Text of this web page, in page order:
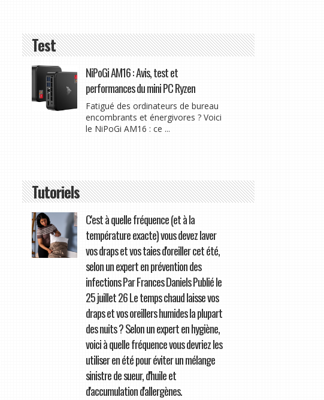
Test
NiPoGi AM16 : Avis, test et
performances du mini PC Ryzen
Fatigué des ordinateurs de bureau
encombrants et énergivores ? Voici
le NiPoGi AM16 : ce ...
Tutoriels
C'est à quelle fréquence (et à la
température exacte) vous devez laver
vos draps et vos taies d'oreiller cet été,
selon un expert en prévention des
infections Par Frances Daniels Publié le
25 juillet 26 Le temps chaud laisse vos
draps et vos oreillers humides la plupart
des nuits ? Selon un expert en hygiène,
voici à quelle fréquence vous devriez les
utiliser en été pour éviter un mélange
sinistre de sueur, d'huile et
d'accumulation d'allergènes.